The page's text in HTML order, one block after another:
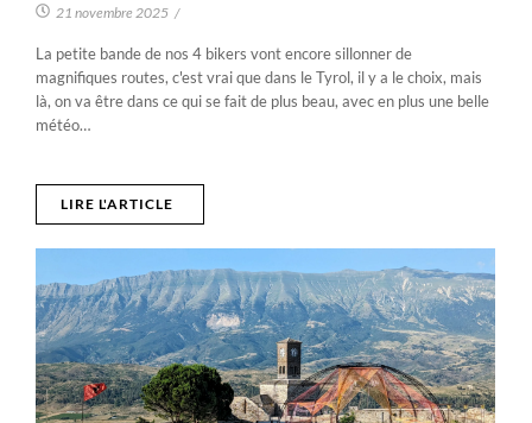
21 novembre 2025 /
La petite bande de nos 4 bikers vont encore sillonner de
magnifiques routes, c'est vrai que dans le Tyrol, il y a le choix, mais
là, on va être dans ce qui se fait de plus beau, avec en plus une belle
météo…
LIRE L'ARTICLE